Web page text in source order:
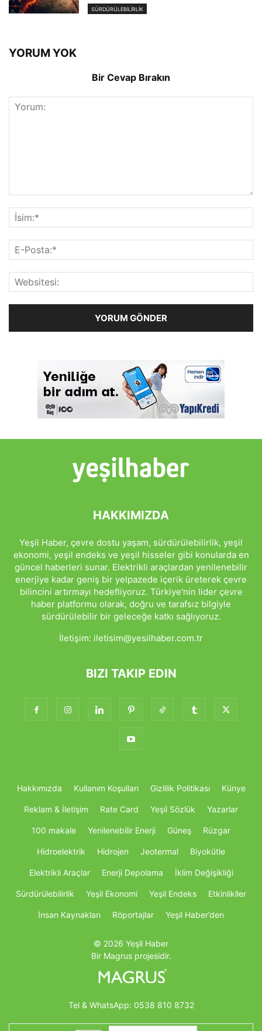
SÜRDÜRÜLEBILIRLIK
YORUM YOK
Bir Cevap Bırakın
HAKKIMIZDA
Yeşil Haber, çevre dostu yaşam, sürdürülebilirlik, yeşil
ekonomi, yeşil endeks ve yeşil hisseler gibi konularda en
güncel haberleri sunar. Elektrikli araçlardan yenilenebilir
enerjiye kadar geniş bir yelpazede içerik üreterek çevre
bilincini artırmayı hedefliyoruz. Türkiye'nin lider çevre
haber platformu olarak, doğru ve tarafsız bilgiyle
sürdürülebilir bir geleceğe katkı sağlıyoruz.
İletişim: iletisim@yesilhaber.com.tr
BIZI TAKIP EDIN
Hakkımızda Kullanım Koşulları Gizlilik Politikası Künye
Reklam & İletişim Rate Card Yeşil Sözlük Yazarlar
100 makale Yenilenebilir Enerji Güneş Rüzgar
Hidroelektrik Hidrojen Jeotermal Biyokütle
Elektrikli Araçlar Enerji Depolama İklim Değişikliği
Sürdürülebilirlik Yeşil Ekonomi Yeşil Endeks Etkinlikller
İnsan Kaynakları Röportajlar Yeşil Haber’den
© 2026 Yeşil Haber
Bir Magrus projesidir.
Tel & WhatsApp: 0538 810 8732